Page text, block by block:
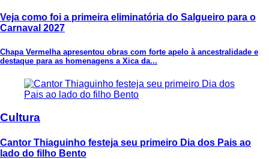
Veja como foi a primeira eliminatória do Salgueiro para o
Carnaval 2027
Chapa Vermelha apresentou obras com forte apelo à ancestralidade e
destaque para as homenagens a Xica da...
Cultura
Cantor Thiaguinho festeja seu primeiro Dia dos Pais ao
lado do filho Bento